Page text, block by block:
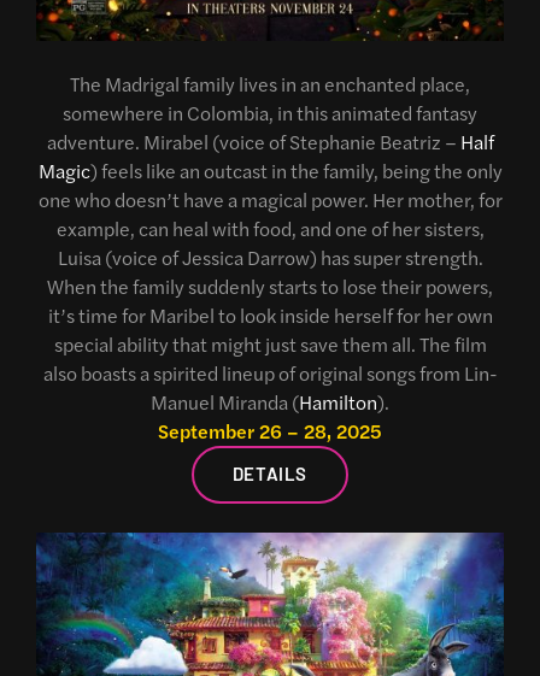
The Madrigal family lives in an enchanted place,
somewhere in Colombia, in this animated fantasy
adventure. Mirabel (voice of Stephanie Beatriz – Half
Magic) feels like an outcast in the family, being the only
one who doesn’t have a magical power. Her mother, for
example, can heal with food, and one of her sisters,
Luisa (voice of Jessica Darrow) has super strength.
When the family suddenly starts to lose their powers,
it’s time for Maribel to look inside herself for her own
special ability that might just save them all. The film
also boasts a spirited lineup of original songs from Lin-
Manuel Miranda (Hamilton).
September 26 – 28, 2025
DETAILS